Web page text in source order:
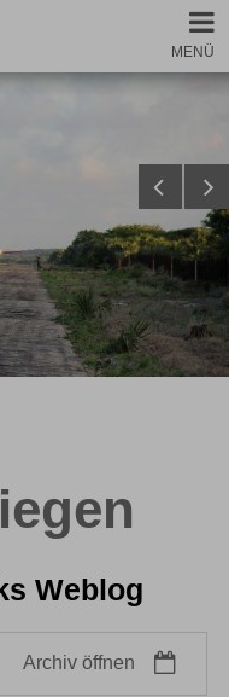
MENÜ
Weblog
Archiv öffnen